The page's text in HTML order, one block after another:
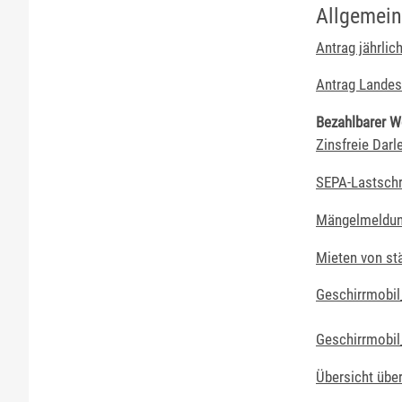
Antrag
Antrag
Bezahlbarer
Zinsfreie
SEPA-
Mieten von
Übersicht